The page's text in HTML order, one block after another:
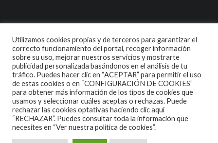
2007 COPYRIGHT -CODETIPITHEME
Utilizamos cookies propias y de terceros para garantizar el
correcto funcionamiento del portal, recoger información
sobre su uso, mejorar nuestros servicios y mostrarte
publicidad personalizada basándonos en el análisis de tu
tráfico. Puedes hacer clic en “ACEPTAR” para permitir el uso
de estas cookies o en “CONFIGURACIÓN DE COOKIES”
para obtener más información de los tipos de cookies que
usamos y seleccionar cuáles aceptas o rechazas. Puede
rechazar las cookies optativas haciendo clic aquí
“RECHAZAR”. Puedes consultar toda la información que
necesites en “Ver nuestra política de cookies”.